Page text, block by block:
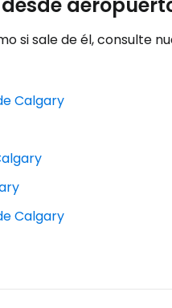
si sale de él, consulte
Calgary
Calgary